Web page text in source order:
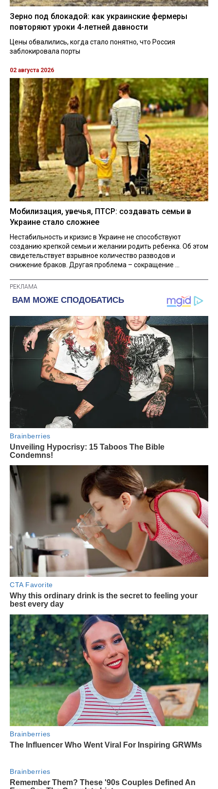
Зерно под блокадой: как украинские фермеры
повторяют уроки 4-летней давности
Цены обвалились, когда стало понятно, что Россия
заблокировала порты
02 августа 2026
Мобилизация, увечья, ПТСР: создавать семьи в
Украине стало сложнее
Нестабильность и кризис в Украине не способствуют
созданию крепкой семьи и желании родить ребенка. Об этом
свидетельствует взрывное количество разводов и
снижение браков. Другая проблема – сокращение ...